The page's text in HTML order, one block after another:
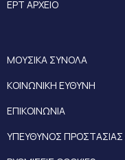
ΕΡΤ ΑΡΧΕΙΟ
ΜΟΥΣΙΚΑ ΣΥΝΟΛΑ
ΚΟΙΝΩΝΙΚΗ ΕΥΘΥΝΗ
ΕΠΙΚΟΙΝΩΝΙΑ
ΥΠΕΥΘΥΝΟΣ